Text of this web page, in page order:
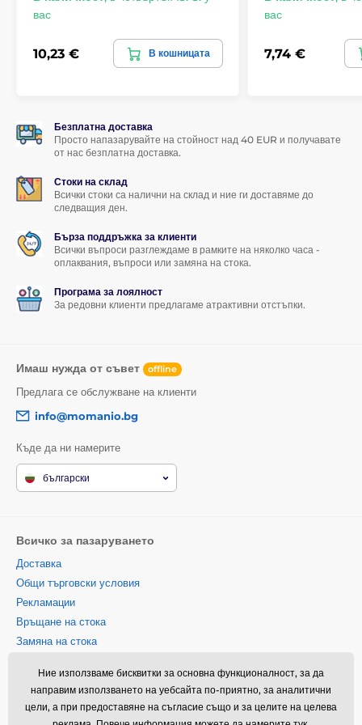
Съдържание на опаковката:
1x защитно закалено стъкло
1x суха кърпичка
вас
10,23 € В кошницата
вас
7,74 €
Безплатна доставка
Просто напазарувайте на стойност над 40 EUR и получавате
от нас безплатна доставка.
Стоки на склад
Всички стоки са налични на склад и ние ги доставяме до
следващия ден.
Бърза поддръжка за клиенти
Всички въпроси разглеждаме в рамките на няколко часа -
оплаквания, въпроси или замяна на стока.
Програма за лоялност
За редовни клиенти предлагаме атрактивни отстъпки.
Имаш нужда от съвет offline
Предлага се обслужване на клиенти
info@momanio.bg
Къде да ни намерите
български
Всичко за пазаруването
Доставка
Общи търговски условия
Рекламации
Връщане на стока
Замяна на стока
бисквитки
Информация за контакт
Информация за обработването
Ние използваме бисквитки за основна функционалност, за да
направим използването на уебсайта по-приятно, за аналитични
цели, а при предоставяне на съгласие също и за целите на целева